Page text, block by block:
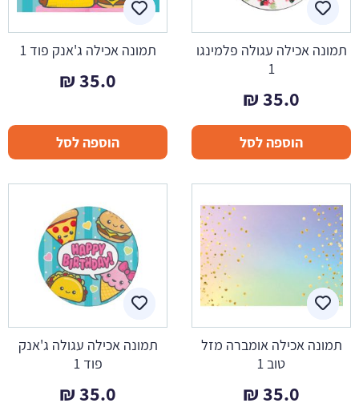
תמונה אכילה עגולה פלמינגו
1
35.0
₪
הוספה לסל
תמונה אכילה ג'אנק פוד 1
35.0
₪
הוספה לסל
תמונה אכילה אומברה מזל
טוב 1
35.0
₪
תמונה אכילה עגולה ג'אנק
פוד 1
35.0
₪